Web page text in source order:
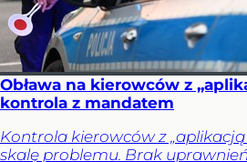
Obława na kierowców z
kontrola z mandatem
Kontrola kierowców z
skalę problemu. Brak